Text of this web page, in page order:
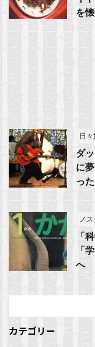
を
日々
ダ
に
っ
ノ
「
「
へ
カテゴリー